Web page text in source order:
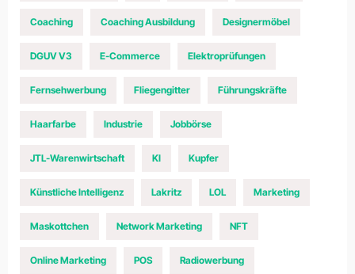
Coaching Coaching Ausbildung Designermöbel
DGUV V3 E-Commerce Elektroprüfungen
Fernsehwerbung Fliegengitter Führungskräfte
Haarfarbe Industrie Jobbörse
JTL-Warenwirtschaft KI Kupfer
Künstliche Intelligenz Lakritz LOL Marketing
Maskottchen Network Marketing NFT
Online Marketing POS Radiowerbung